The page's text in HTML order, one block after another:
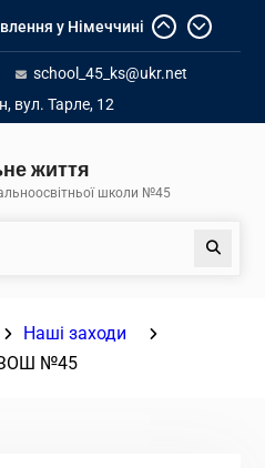
у Німеччині
вступ молоді з
територій
закладів освіти
school_45_ks@ukr.net
вул. Тарле, 12
життя
школи №45
Пошук
Наші заходи
ЗОШ №45